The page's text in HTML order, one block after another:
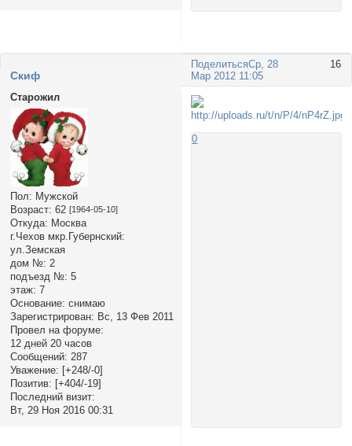
Поделиться 16
Ср, 28
Мар 2012 11:05
Cкиф
Старожил
Пол: Мужской
Возраст: 62 [1964-05-10]
Откуда: Москва
г.Чехов мкр.Губернский:
ул.Земская
дом №: 2
подъезд №: 5
этаж: 7
Основание: снимаю
Зарегистрирован: Вс, 13 Фев 2011
Провел на форуме:
12 дней 20 часов
Сообщений: 287
Уважение: [+248/-0]
Позитив: [+404/-19]
Последний визит:
Вт, 29 Ноя 2016 00:31
0